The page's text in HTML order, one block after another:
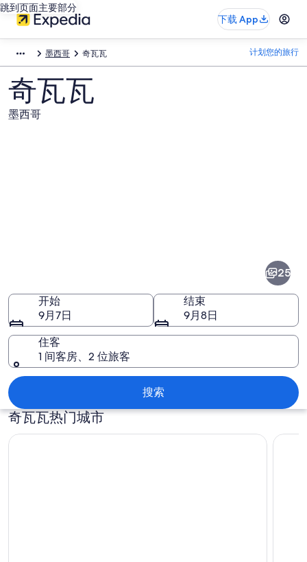
跳到页面主要部分
下载 App
墨西哥 奇瓦瓦 计划您的旅行
奇瓦瓦
墨西哥
25
开始
9月7日
结束
9月8日
住客
1 间客房、2 位旅客
搜索
奇瓦瓦热门城市